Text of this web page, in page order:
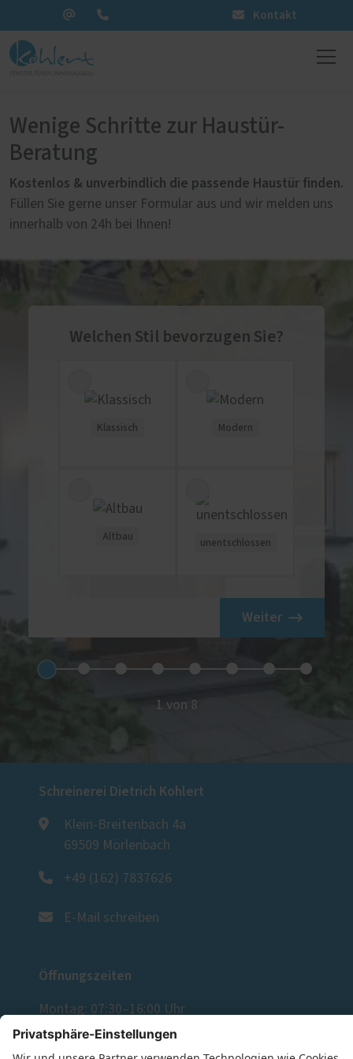
Kontakt
Wenige Schritte zur Haustür-
Beratung
Kostenlos & unverbindlich die passende Haustür finden.
Füllen Sie gerne unser Formular aus und wir melden uns
innerhalb von 24h bei Ihnen!
Welchen Stil bevorzugen Sie?
Klassisch Modern
Altbau
unentschlossen
Weiter
1 von 8
Schreinerei Dietrich Kohlert
Klein-Breitenbach 4a
69509 Mörlenbach
+49 (162) 7837626
E-Mail schreiben
Öffnungszeiten
Montag: 07:30–16:00 Uhr
Dienstag: 07:30–16:00 Uhr
Mittwoch: 07:30–16:00 Uhr